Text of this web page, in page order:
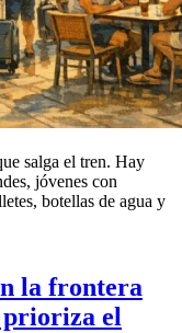
salga el tren. Hay
jóvenes con
botellas de agua y
la frontera
el